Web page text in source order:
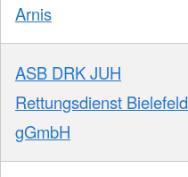
Arnis
ASB DRK JUH
Rettungsdienst Bielefeld
gGmbH